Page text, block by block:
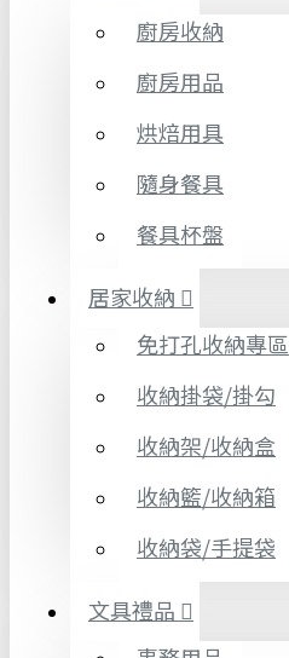
廚房收納
廚房用品
烘焙用具
隨身餐具
餐具杯盤
居家收納
免打孔收納專區
收納掛袋/掛勾
收納架/收納盒
收納籃/收納箱
收納袋/手提袋
文具禮品